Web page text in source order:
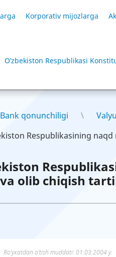
Korporativ mijozlarga
O’zbekiston Respublikasi
Bank qonunchiligi
Respublikasining naqd
olib chiqish
Ro’yxatdan o’tish muddati: 01.03.2004 y.